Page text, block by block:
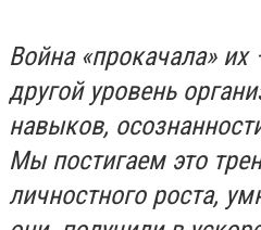
Война «прокачала»
другой уровень
навыков,
Мы постигаем это
личностного роста,